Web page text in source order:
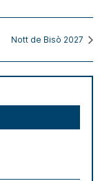
Nott de Bisò 2027